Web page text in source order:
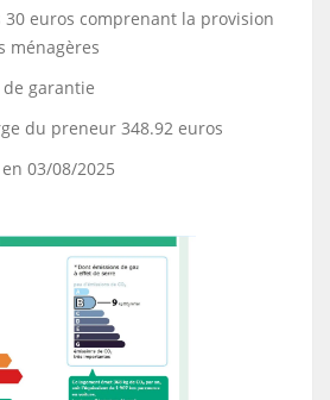
30 euros comprenant la provision
ménagères
garantie
du preneur 348.92 euros
03/08/2025